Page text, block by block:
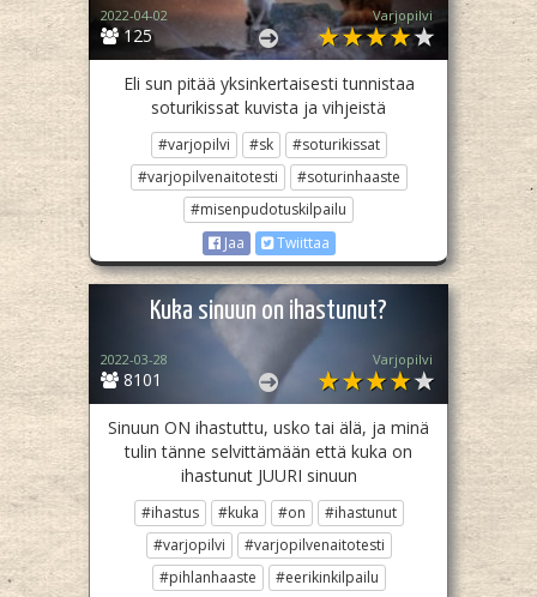
125
2022-04-02 Varjopilvi
Eli sun pitää yksinkertaisesti tunnistaa
soturikissat kuvista ja vihjeistä
#varjopilvi #sk
#soturikissat
#varjopilvenaitotesti
#soturinhaaste
#misenpudotuskilpailu
Jaa
Twiittaa
Kuka sinuun on ihastunut?
8101
2022-03-28 Varjopilvi
Sinuun ON ihastuttu, usko tai älä, ja minä
tulin tänne selvittämään että kuka on
ihastunut JUURI sinuun
#ihastus #kuka #on
#ihastunut
#varjopilvi
#varjopilvenaitotesti
#pihlanhaaste
#eerikinkilpailu